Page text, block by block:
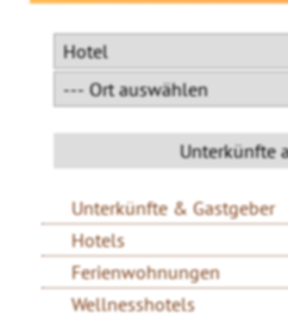
Unterkünfte & Gastgeber
Hotels
Ferienwohnungen
Wellnesshotels